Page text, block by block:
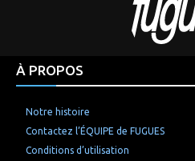
À PROPOS
Notre histoire
Contactez l’ÉQUIPE de FUGUES
Conditions d’utilisation